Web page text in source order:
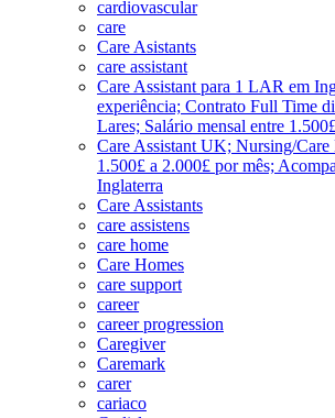
cardiovascular
care
Care Asistants
care assistant
Care Assistant para 1 LAR em
experiência; Contrato Full Time
Lares; Salário mensal entre
Care Assistant UK; Nursing/Care
1.500£ a 2.000£ por mês;
Inglaterra
Care Assistants
care assistens
care home
Care Homes
care support
career
career progression
Caregiver
Caremark
carer
cariaco